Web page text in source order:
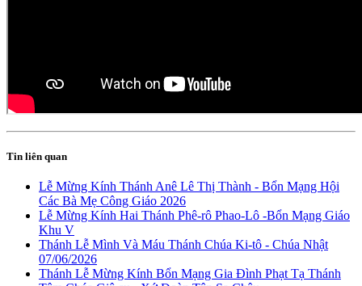
Tin liên quan
Lễ Mừng Kính Thánh Anê Lê Thị Thành - Bổn Mạng Hội
Các Bà Mẹ Công Giáo 2026
Lễ Mừng Kính Hai Thánh Phê-rô Phao-Lô -Bổn Mạng Giáo
Khu V
Thánh Lễ Mình Và Máu Thánh Chúa Ki-tô - Chúa Nhật
07/06/2026
Thánh Lễ Mừng Kính Bổn Mạng Gia Đình Phạt Tạ Thánh